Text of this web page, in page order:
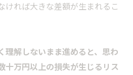
ければ大きな差額が生まれるこ
理解しないまま進めると、思わ
十万円以上の損失が生じるリス